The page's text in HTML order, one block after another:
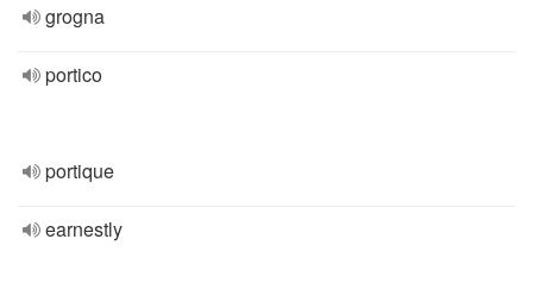
grogna
portico
portique
earnestly